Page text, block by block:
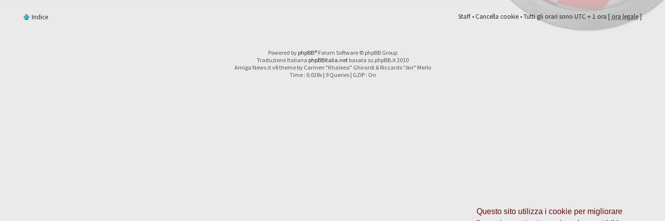
Questo sito utilizza i cookie per migliorare
Indice Staff•Cancella cookie• Tutti gli orari sono UTC + 1 ora [ ora legale]
Powered by phpBB® Forum Software © phpBB Group
Traduzione Italiana phpBBItalia.netbasata su phpBB.it 2010
Amiga News.it v8 theme by Carmen "Khaleesi" Ghirardi & Riccardo "ikir" Merlo
Time : 0.028s | 9 Queries | GZIP : On